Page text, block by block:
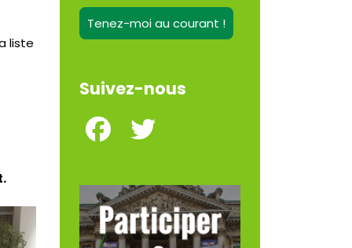
liste
Tenez-moi au courant !
Suivez-nous